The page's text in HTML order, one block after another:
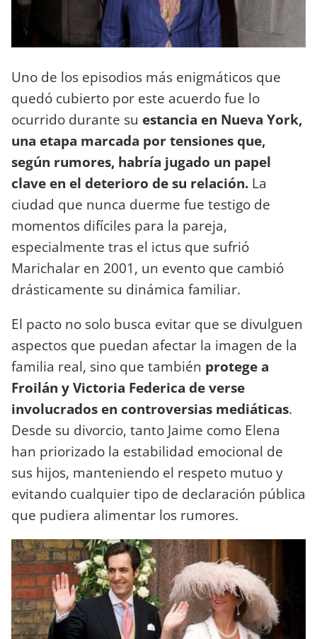
Uno de los episodios más enigmáticos que
quedó cubierto por este acuerdo fue lo
ocurrido durante su estancia en Nueva York,
una etapa marcada por tensiones que,
según rumores, habría jugado un papel
clave en el deterioro de su relación. La
ciudad que nunca duerme fue testigo de
momentos difíciles para la pareja,
especialmente tras el ictus que sufrió
Marichalar en 2001, un evento que cambió
drásticamente su dinámica familiar.
El pacto no solo busca evitar que se divulguen
aspectos que puedan afectar la imagen de la
familia real, sino que también protege a
Froilán y Victoria Federica de verse
involucrados en controversias mediáticas.
Desde su divorcio, tanto Jaime como Elena
han priorizado la estabilidad emocional de
sus hijos, manteniendo el respeto mutuo y
evitando cualquier tipo de declaración pública
que pudiera alimentar los rumores.